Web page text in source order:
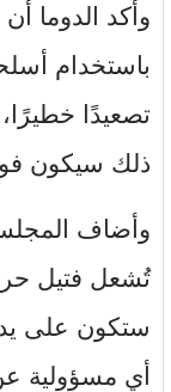
وأكد الدوما
باستخدام
تصعيدًا
ذلك سيكون
وأضاف المجلس
تُشعل فتيل حرب
ستكون على يد
أي مسؤولية